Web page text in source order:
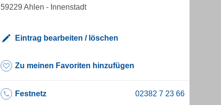
59229 Ahlen - Innenstadt
Eintrag bearbeiten / löschen
Zu meinen Favoriten hinzufügen
Festnetz